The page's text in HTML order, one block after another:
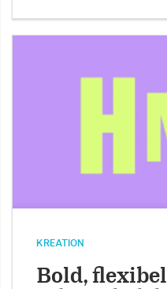
KREATION
Bold,